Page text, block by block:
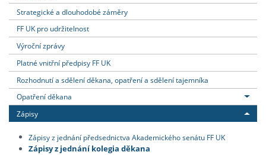
Strategické a dlouhodobé záměry
FF UK pro udržitelnost
Výroční zprávy
Platné vnitřní předpisy FF UK
Rozhodnutí a sdělení děkana, opatření a sdělení tajemníka
Opatření děkana
Zápisy
Zápisy z jednání předsednictva Akademického senátu FF UK
Zápisy z jednání kolegia děkana